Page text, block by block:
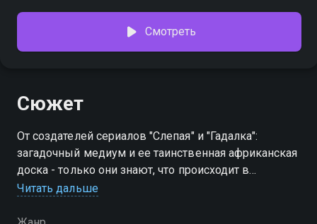
Смотреть
Сюжет
От создателей сериалов "Слепая" и "Гадалка":
загадочный медиум и ее таинственная африканская
доска - только они знают, что происходит в
потустороннем мире. Вашему вниманию -
Читать дальше